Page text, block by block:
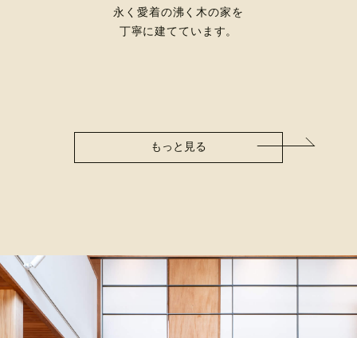
永く愛着の沸く木の家を
丁寧に建てています。
もっと見る